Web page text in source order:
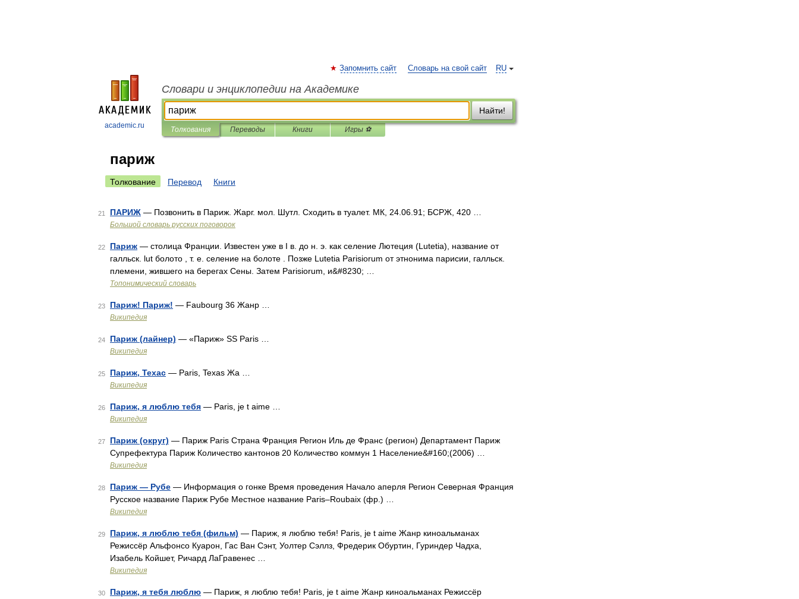
academic.ru
RU
Запомнить сайт Словарь на свой сайт
Словари и энциклопедии на Академике
Найти!
Толкования Переводы Книги Игры ⚽
париж
Толкование Перевод Книги
21 ПАРИЖ — Позвонить в Париж. Жарг. мол. Шутл. Сходить в туалет. МК, 24.06.91; БСРЖ, 420 …
Большой словарь русских поговорок
22 Париж — столица Франции. Известен уже в I в. до н. э. как селение Лютеция (Lutetia), название от
галльск. lut болото , т. е. селение на болоте . Позже Lutetia Parisiorum от этнонима парисии, галльск.
племени, жившего на берегах Сены. Затем Parisiorum, и&#8230; …
Топонимический словарь
23 Париж! Париж! — Faubourg 36 Жанр …
Википедия
24 Париж (лайнер) — «Париж» SS Paris …
Википедия
25 Париж, Техас — Paris, Texas Жа …
Википедия
26 Париж, я люблю тебя — Paris, je t aime …
Википедия
27 Париж (округ) — Париж Paris Страна Франция Регион Иль де Франс (регион) Департамент Париж
Супрефектура Париж Количество кантонов 20 Количество коммун 1 Население&#160;(2006) …
Википедия
28 Париж — Рубе — Информация о гонке Время проведения Начало аперля Регион Северная Франция
Русское название Париж Рубе Местное название Paris–Roubaix (фр.) …
Википедия
29 Париж, я люблю тебя (фильм) — Париж, я люблю тебя! Paris, je t aime Жанр киноальманах
Режиссёр Альфонсо Куарон, Гас Ван Сэнт, Уолтер Сэллз, Фредерик Обуртин, Гуриндер Чадха,
Изабель Койшет, Ричард ЛаГравенес …
Википедия
30 Париж, я тебя люблю — Париж, я люблю тебя! Paris, je t aime Жанр киноальманах Режиссёр